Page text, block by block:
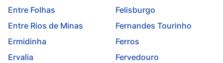
Entre Folhas
Entre Rios de Minas
Ermidinha
Ervalia
Felisburgo
Fernandes Tourinho
Ferros
Fervedouro